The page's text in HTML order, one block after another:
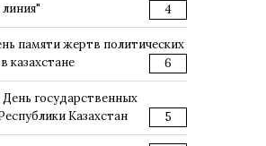
линия" 4
памяти жертв политических
казахстане
6
государственных
Казахстан
5